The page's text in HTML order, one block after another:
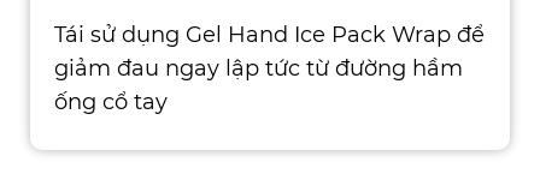
Tái sử dụng Gel Hand Ice Pack Wrap để
giảm đau ngay lập tức từ đường hầm
ống cổ tay